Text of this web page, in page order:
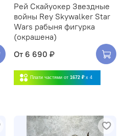
Рей Скайуокер Звездные
войны Rey Skywalker Star
Wars рабыня фигурка
(окрашена)
От 6 690 ₽
Плати частями от 1672 ₽ x 4